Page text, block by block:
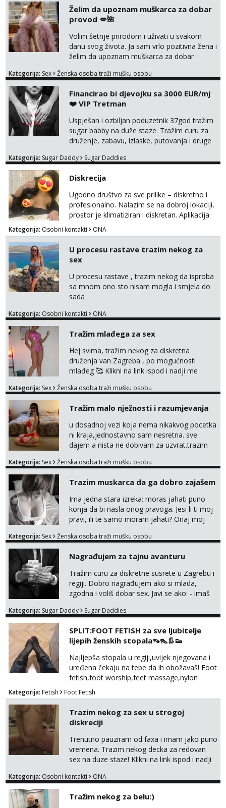
Želim da upoznam muškarca za dobar
provod 💋🌺
Volim šetnje prirodom i uživati u svakom
danu svog života. Ja sam vrlo pozitivna žena i
želim da upoznam muškarca za dobar
na link ispod i nadji me tamo, cekam te!
Kategorija: Sex Ženska osoba traži mušku osobu
Financirao bi djevojku sa 3000 EUR/mj
❤️ VIP Tretman
Uspješan i ozbiljan poduzetnik 37god tražim
sugar babby na duže staze. Tražim curu za
druženje, zabavu, izlaske, putovanja i druge
otvorena, komunikativna, zgodna i atraktivna
markodalic37@gmail.com
Kategorija: Sugar Daddy Sugar Daddies
Diskrecija
Ugodno društvo za sve prilike – diskretno i
profesionalno. Nalazim se na dobroj lokaciji,
prostor je klimatiziran i diskretan. Aplikacija
what sapp 0957660399.
Kategorija: Osobni kontakti ONA
U procesu rastave trazim nekog za
sex
U procesu rastave , trazim nekog da isproba
sa mnom ono sto nisam mogla i smjela do
sada
Kategorija: Osobni kontakti ONA
Tražim mlađega za sex
Hej svima, tražim nekog za diskretna
druženja van Zagreba , po mogućnosti
mlađeg 🥰 Klikni na link ispod i nadji me
Kategorija: Sex Ženska osoba traži mušku osobu
Tražim malo nježnosti i razumjevanja
u dosadnoj vezi koja nema nikakvog pocetka
ni kraja,jednostavno sam nesretna. sve
dajem a nista ne dobivam za uzvrat.trazim
trazim puno samo malo njeznosti i
poljupce po tijelu koji me jako
pale,obozavam kad muskarac preuzme
kontrolu . javi se :) Klikni na link ispod i nadji
me tamo, cekam te!
Kategorija: Sex Ženska osoba traži mušku osobu
Trazim muskarca da ga dobro zajašem
Ima jedna stara izreka: moras jahati puno
konja da bi nasla onog pravoga. Jesi li ti moj
pravi, ili te samo moram jahati? Onaj moj
na sexdater link i javi mi se tamo....
Kategorija: Sex Ženska osoba traži mušku osobu
Nagrađujem za tajnu avanturu
Tražim curu za diskretne susrete u Zagrebu i
regiji. Dobro nagrađujem ako si mlada,
zgodna i voliš dobar sex. Javi se ako: - imaš
kosu - se dobro ljubiš - si fleksibilna s
dostupna radnim danom (vikendi i noći su za
obitelj) - vodiš brigu o zdravlju i koristiš
zaštitu Ne javljajte se: - debele - frajeri i
paro...
Kategorija: Sugar Daddy Sugar Daddies
SPLIT:FOOT FETISH za sve ljubitelje
lijepih ženskih stopala👡👠👢👟
Najljepša stopala u regiji,uvijek njegovana i
uređena čekaju na tebe da ih obožavaš! Foot
fetish,foot worship,feet massage,nylon
fetish,trampling... Ponedjeljak-subota:15-
20.30h. Samo za istinske obožavatelje ovog
fetisha,isključivo POZIV. Sex i sl.ISKLJUČENO!
Kategorija: Fetish Foot Fetish
Trazim nekog za sex u strogoj
diskreciji
Trenutno pauziram od faxa i imam jako puno
vremena. Trazim nekog decka za redovan
sex na duze staze! Klikni na link ispod i nadji
Kategorija: Osobni kontakti ONA
Tražim nekog za belu:)